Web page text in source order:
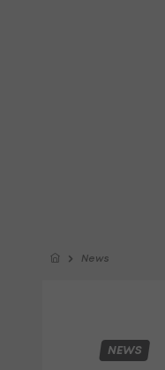
News
NEWS